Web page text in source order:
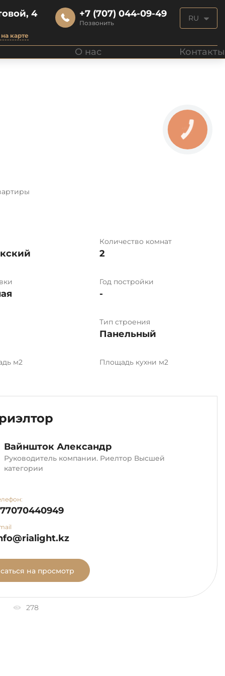
4
карте
+7 (707) 044-09-49
Позвонить
RU
О нас Контакты
Количество комнат
2
Год постройки
-
Тип строения
Панельный
м2 Площадь кухни м2
Вайншток Александр
Руководитель компании. Риелтор Высшей
категории
на просмотр
278